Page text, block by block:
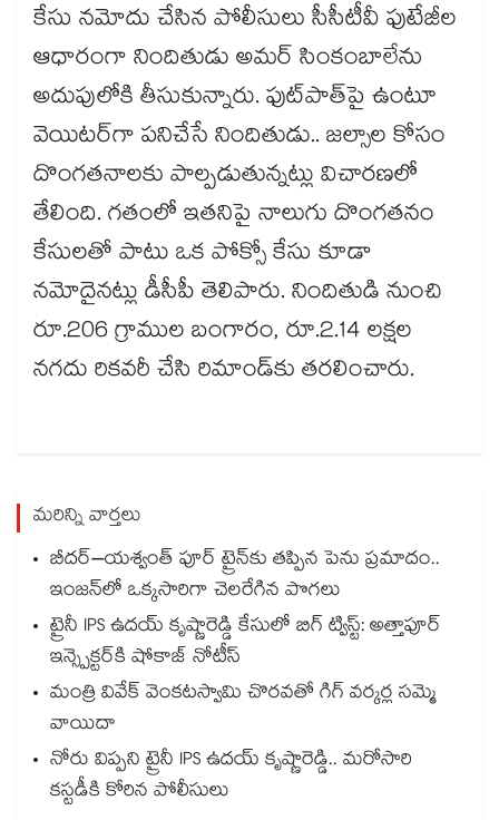
కేసు నమోదు చేసిన పోలీసులు సీసీటీవీ ఫుటేజీల
ఆధారంగా నిందితుడు అమర్ సింకంబాలేను
అదుపులోకి తీసుకున్నారు. ఫుట్​పాత్​పై ఉంటూ
వెయిటర్​గా పనిచేసే నిందితుడు.. జల్సాల కోసం
దొంగతనాలకు పాల్పడుతున్నట్లు విచారణలో
తేలింది. గతంలో ఇతనిపై నాలుగు దొంగతనం
కేసులతో పాటు ఒక పోక్సో కేసు కూడా
నమోదైనట్లు డీసీపీ తెలిపారు. నిందితుడి నుంచి
రూ.206 గ్రాముల బంగారం, రూ.2.14 లక్షల
నగదు రికవరీ చేసి రిమాండ్​కు తరలించారు.
మరిన్ని వార్తలు
బీదర్–యశ్వంత్ పూర్ ట్రైన్‎కు తప్పిన పెను ప్రమాదం..
ఇంజన్‎లో ఒక్కసారిగా చెలరేగిన పొగలు
ట్రైనీ IPS ఉదయ్ కృష్ణారెడ్డి కేసులో బిగ్ ట్విస్ట్: అత్తాపూర్
ఇన్స్పెక్టర్‎కి షోకాజ్ నోటీస్
మంత్రి వివేక్ వెంకటస్వామి చొరవతో గిగ్ వర్కర్ల సమ్మె
వాయిదా
నోరు విప్పని ట్రైనీ IPS ఉదయ్ కృష్ణారెడ్డి.. మరోసారి
కస్టడీకి కోరిన పోలీసులు